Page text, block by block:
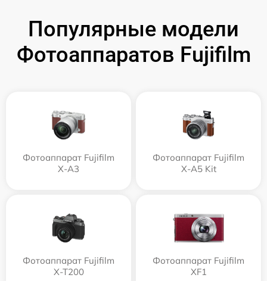
Популярные модели
Фотоаппаратов Fujifilm
Фотоаппарат Fujifilm
X-A3
Фотоаппарат Fujifilm
X-A5 Kit
Фотоаппарат Fujifilm
X-T200
Фотоаппарат Fujifilm
XF1